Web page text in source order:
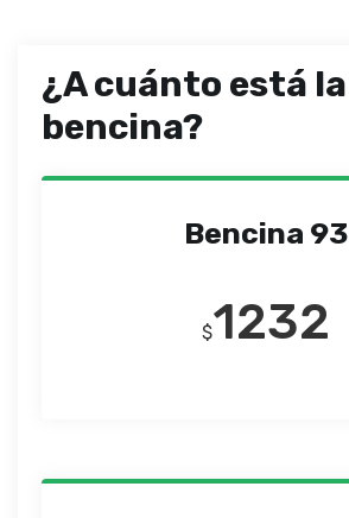
¿A cuánto está la
bencina?
Bencina 93
$1232